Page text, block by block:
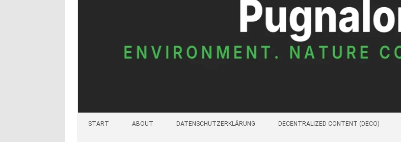
START ABOUT DATENSCHUTZERKLÄRUNG DECENTRALIZED CONTENT (DECO)